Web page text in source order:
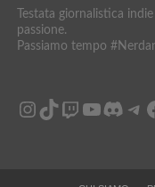
Testata giornalistica
passione.
Passiamo tempo
Instagram
TikTok
Twitch